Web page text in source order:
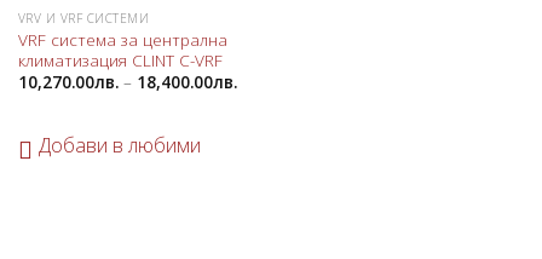
VRV И VRF СИСТЕМИ
VRF система за централна
климатизация CLINT C-VRF
10,270.00лв.– 18,400.00лв.
Добави в любими